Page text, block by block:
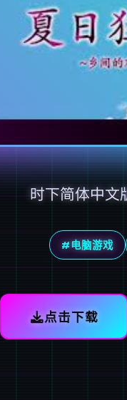
时下简体中文
#电脑游戏
点击下载